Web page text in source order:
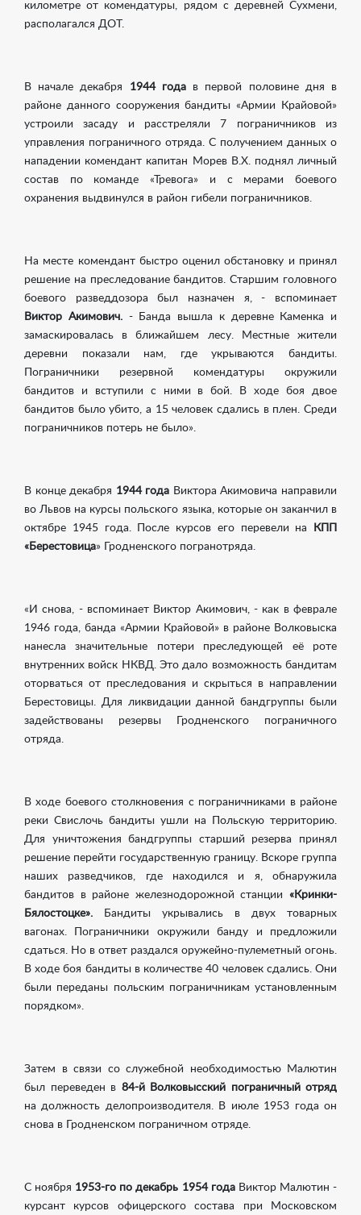
километре от комендатуры, рядом с деревней Сухмени,
располагался ДОТ.
В начале декабря 1944 годав первой половине дня в
районе данного сооружения бандиты «Армии Крайовой»
устроили засаду и расстреляли 7 пограничников из
управления пограничного отряда. С получением данных о
нападении комендант капитан Морев В.Х. поднял личный
состав по команде «Тревога» и с мерами боевого
охранения выдвинулся в район гибели пограничников.
На месте комендант быстро оценил обстановку и принял
решение на преследование бандитов. Старшим головного
боевого разведдозора был назначен я, - вспоминает
Виктор Акимович. - Банда вышла к деревне Каменка и
замаскировалась в ближайшем лесу. Местные жители
деревни показали нам, где укрываются бандиты.
Пограничники резервной комендатуры окружили
бандитов и вступили с ними в бой. В ходе боя двое
бандитов было убито, а 15 человек сдались в плен. Среди
пограничников потерь не было».
В конце декабря 1944 года Виктора Акимовича направили
во Львов на курсы польского языка, которые он заканчил в
октябре 1945 года. После курсов его перевели на КПП
«Берестовица» Гродненского погранотряда.
«И снова, - вспоминает Виктор Акимович, - как в феврале
1946 года, банда «Армии Крайовой» в районе Волковыска
нанесла значительные потери преследующей её роте
внутренних войск НКВД. Это дало возможность бандитам
оторваться от преследования и скрыться в направлении
Берестовицы. Для ликвидации данной бандгруппы были
задействованы резервы Гродненского пограничного
отряда.
В ходе боевого столкновения с пограничниками в районе
реки Свислочь бандиты ушли на Польскую территорию.
Для уничтожения бандгруппы старший резерва принял
решение перейти государственную границу. Вскоре группа
наших разведчиков, где находился и я, обнаружила
бандитов в районе железнодорожной станции «Кринки-
Бялостоцке». Бандиты укрывались в двух товарных
вагонах. Пограничники окружили банду и предложили
сдаться. Но в ответ раздался оружейно-пулеметный огонь.
В ходе боя бандиты в количестве 40 человек сдались. Они
были переданы польским пограничникам установленным
порядком».
Затем в связи со служебной необходимостью Малютин
был переведен в 84-й Волковысский пограничный отряд
на должность делопроизводителя. В июле 1953 года он
снова в Гродненском пограничном отряде.
С ноября 1953-го по декабрь 1954 года Виктор Малютин -
курсант курсов офицерского состава при Московском